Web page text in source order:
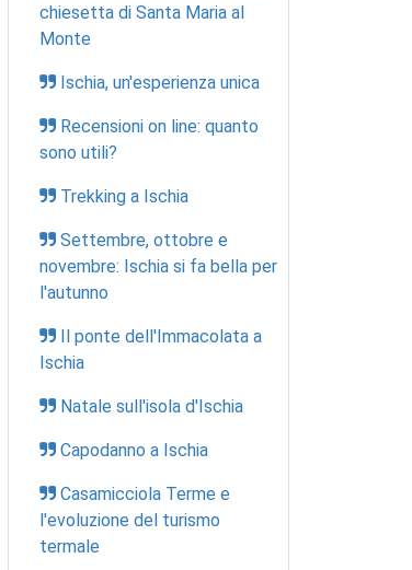
chiesetta di Santa Maria al
Monte
Ischia, un'esperienza unica
Recensioni on line: quanto
sono utili?
Trekking a Ischia
Settembre, ottobre e
novembre: Ischia si fa bella per
l'autunno
Il ponte dell'Immacolata a
Ischia
Natale sull'isola d'Ischia
Capodanno a Ischia
Casamicciola Terme e
l'evoluzione del turismo
termale